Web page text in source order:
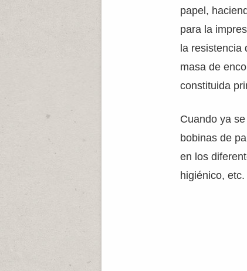
papel,
para la
la resistencia
masa de
constituida
Cuando ya
bobinas de
en los
higiénico, etc.